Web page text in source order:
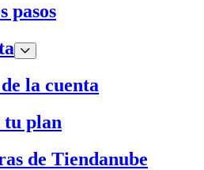
pasos
la cuenta
tu plan
de Tiendanube